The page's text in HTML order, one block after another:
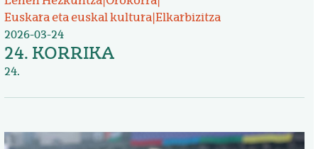
Euskara eta euskal kultura| Elkarbizitza
2026-03-24
24. KORRIKA
24.
Irudia